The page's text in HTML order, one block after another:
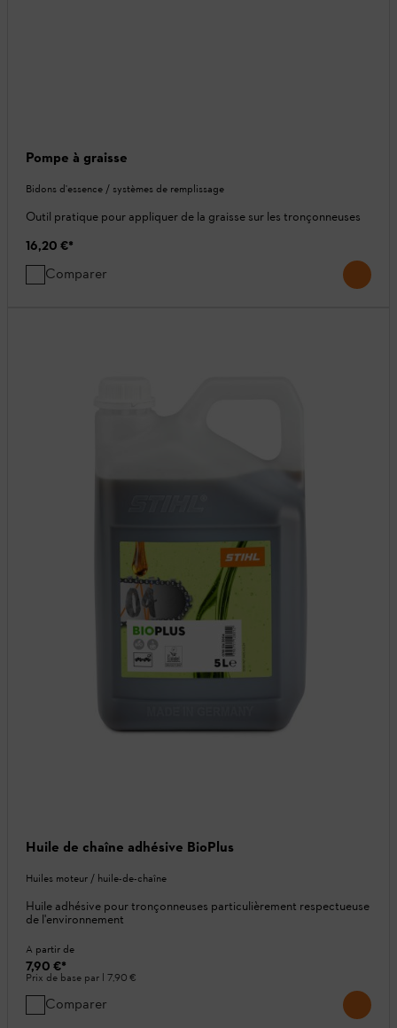
Pompe à graisse
Bidons d'essence / systèmes de remplissage
Outil pratique pour appliquer de la graisse sur les tronçonneuses
16,20 €*
Comparer
Huile de chaîne adhésive BioPlus
Huiles moteur / huile-de-chaîne
Huile adhésive pour tronçonneuses particulièrement respectueuse
de l'environnement
A partir de
7,90 €*
Prix de base par l 7,90 €
Comparer